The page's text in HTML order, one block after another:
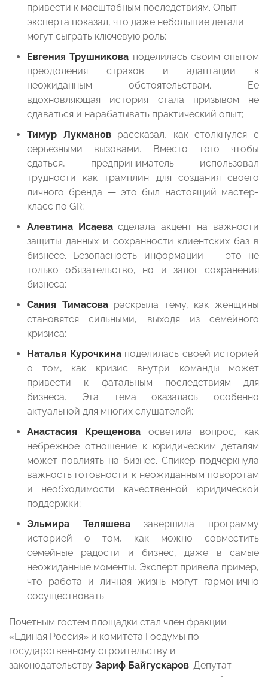
привести к масштабным последствиям. Опыт
эксперта показал, что даже небольшие детали
могут сыграть ключевую роль;
Евгения Трушникова поделилась своим опытом
преодоления страхов и адаптации к
неожиданным обстоятельствам. Ее
вдохновляющая история стала призывом не
сдаваться и нарабатывать практический опыт;
Тимур Лукмановрассказал, как столкнулся с
серьезными вызовами. Вместо того чтобы
сдаться, предприниматель использовал
трудности как трамплин для создания своего
личного бренда — это был настоящий мастер-
класс по GR;
Алевтина Исаевасделала акцент на важности
защиты данных и сохранности клиентских баз в
бизнесе. Безопасность информации — это не
только обязательство, но и залог сохранения
бизнеса;
Сания Тимасовараскрыла тему, как женщины
становятся сильными, выходя из семейного
кризиса;
Наталья Курочкинаподелилась своей историей
о том, как кризис внутри команды может
привести к фатальным последствиям для
бизнеса. Эта тема оказалась особенно
актуальной для многих слушателей;
Анастасия Крещенова осветила вопрос, как
небрежное отношение к юридическим деталям
может повлиять на бизнес. Спикер подчеркнула
важность готовности к неожиданным поворотам
и необходимости качественной юридической
поддержки;
Эльмира Теляшевазавершила программу
историей о том, как можно совместить
семейные радости и бизнес, даже в самые
неожиданные моменты. Эксперт привела пример,
что работа и личная жизнь могут гармонично
сосуществовать.
Почетным гостем площадки стал член фракции
«Единая Россия» и комитета Госдумы по
государственному строительству и
законодательству Зариф Байгускаров. Депутат